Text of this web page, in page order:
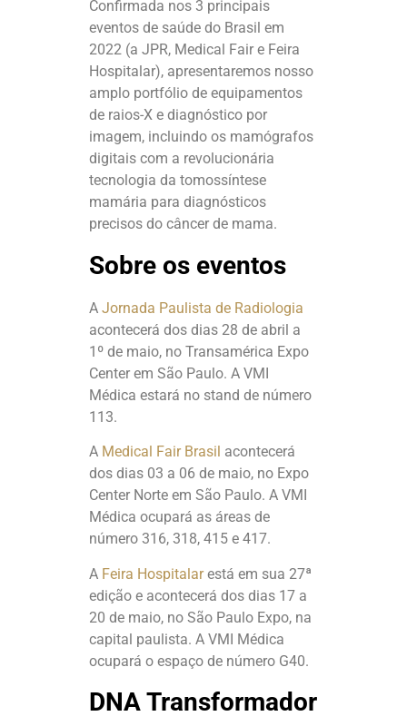
Confirmada nos 3 principais
eventos de saúde do Brasil em
2022 (a JPR, Medical Fair e Feira
Hospitalar), apresentaremos nosso
amplo portfólio de equipamentos
de raios-X e diagnóstico por
imagem, incluindo os mamógrafos
digitais com a revolucionária
tecnologia da tomossíntese
mamária para diagnósticos
precisos do câncer de mama.
Sobre os eventos
A Jornada Paulista de Radiologia
acontecerá dos dias 28 de abril a
1º de maio, no Transamérica Expo
Center em São Paulo. A VMI
Médica estará no stand de número
113.
A Medical Fair Brasil acontecerá
dos dias 03 a 06 de maio, no Expo
Center Norte em São Paulo. A VMI
Médica ocupará as áreas de
número 316, 318, 415 e 417.
A Feira Hospitalarestá em sua 27ª
edição e acontecerá dos dias 17 a
20 de maio, no São Paulo Expo, na
capital paulista. A VMI Médica
ocupará o espaço de número G40.
DNA Transformador